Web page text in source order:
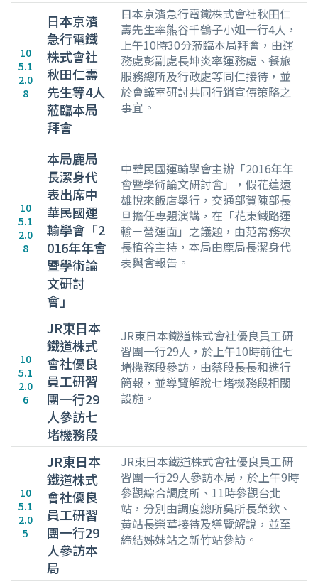
10
5.1
2.0
8
日本京濱
急行電鐵
株式會社
秋田仁壽
先生等4人
蒞臨本局
拜會
日本京濱急行電鐵株式會社秋田仁
壽先生率熊谷千鶴子小姐一行4人，
上午10時30分蒞臨本局拜會，由運
務處彭副處長坤炎率運務處、餐旅
服務總所及行政處等同仁接待，並
於會議室研討共同行銷宣傳策略之
事宜。
10
5.1
2.0
8
本局鹿局
長潔身代
表出席中
華民國運
輸學會「2
016年年會
暨學術論
文研討
會」
中華民國運輸學會主辦「2016年年
會暨學術論文研討會」，假花蓮遠
雄悅來飯店舉行，交通部賀陳部長
旦擔任專題演講，在「花東鐵路運
輸－營運面」之議題，由范常務次
長植谷主持，本局由鹿局長潔身代
表與會報告。
10
5.1
2.0
6
JR東日本
鐵道株式
會社優良
員工研習
團一行29
人參訪七
堵機務段
JR東日本鐵道株式會社優良員工研
習團一行29人，於上午10時前往七
堵機務段參訪，由蔡段長長和進行
簡報，並導覽解說七堵機務段相關
設施。
10
5.1
2.0
5
JR東日本
鐵道株式
會社優良
員工研習
團一行29
人參訪本
局
JR東日本鐵道株式會社優良員工研
習團一行29人參訪本局，於上午9時
參觀綜合調度所、11時參觀台北
站，分別由調度總所吳所長榮欽、
黃站長榮華接待及導覽解說，並至
締結姊妹站之新竹站參訪。